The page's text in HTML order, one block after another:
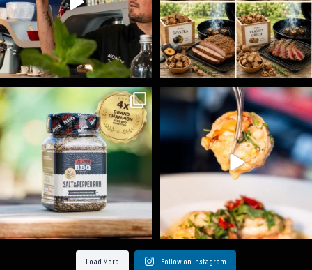
Koření Suncity – autentická BBQ chuť u vás doma!...
1 0
Spoustu podobných triků, které vám usnadní nejenom...
9 0
Load More Follow on Instagram